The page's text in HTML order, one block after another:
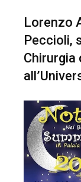
Lorenzo
Peccioli,
Chirurgia